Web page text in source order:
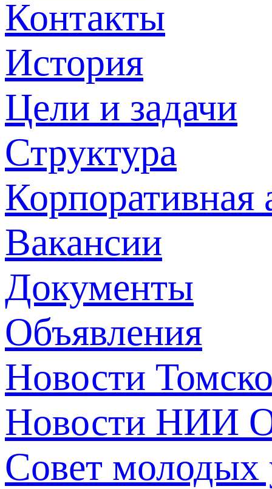
Контакты
История
Цели и задачи
Структура
Корпоративная
Вакансии
Документы
Объявления
Новости
Новости НИИ
Совет молодых